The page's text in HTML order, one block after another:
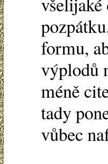
formu,
výplodů
méně
tady
vůbec